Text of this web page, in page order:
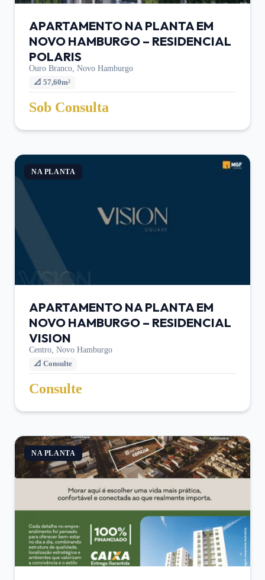
APARTAMENTO NA PLANTA EM
NOVO HAMBURGO – RESIDENCIAL
POLARIS
Ouro Branco, Novo Hamburgo
📐 57,60m²
Sob Consulta
NA PLANTA
APARTAMENTO NA PLANTA EM
NOVO HAMBURGO – RESIDENCIAL
VISION
Centro, Novo Hamburgo
📐 Consulte
Consulte
NA PLANTA